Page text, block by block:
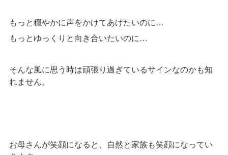
もっと穏やかに声をかけてあげたいのに…
もっとゆっくりと向き合いたいのに…
そんな風に思う時は頑張り過ぎているサインなのかも知
れません。
お母さんが笑顔になると、自然と家族も笑顔になってい